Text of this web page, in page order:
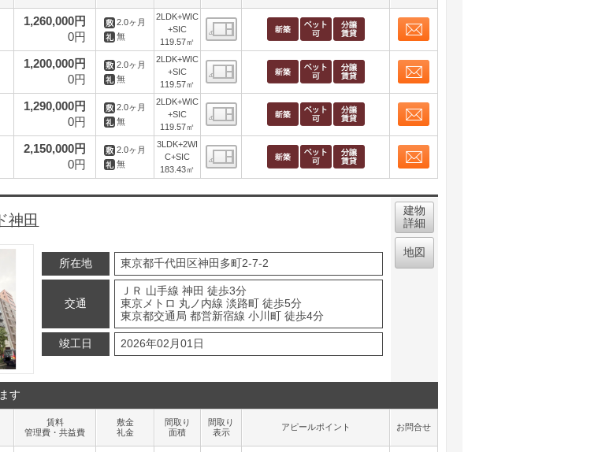
1,260,000円
0円
2.0ヶ月
無
2LDK+WIC
+SIC
119.57㎡
間取り表示
1,200,000円
0円
2.0ヶ月
無
2LDK+WIC
+SIC
119.57㎡
間取り表示
1,290,000円
0円
2.0ヶ月
無
2LDK+WIC
+SIC
119.57㎡
間取り表示
2,150,000円
0円
2.0ヶ月
無
3LDK+2WI
C+SIC
183.43㎡
間取り表示
神田
所在地 東京都千代田区神田多町2-7-2
交通
ＪＲ 山手線 神田 徒歩3分
東京メトロ 丸ノ内線 淡路町 徒歩5分
東京都交通局 都営新宿線 小川町 徒歩4分
竣工日 2026年02月01日
建物
詳細
地図
す
賃料
管理費・共益費
敷金
礼金
間取り
面積
間取り
表示
アピールポイント お問合せ